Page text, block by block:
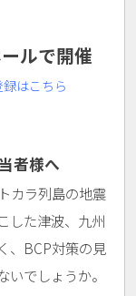
ルで開催
はこちら
者様へ
カラ列島の地震
した津波、九州
、BCP対策の見
でしょうか。